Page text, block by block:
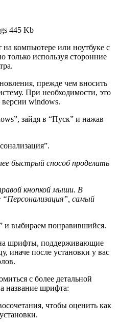
445 Kb
компьютере или ноутбуке с
только используя сторонние
прежде чем вносить
При необходимости, это
windows.
зайдя в “Пуск” и нажав
быстрый способ проделать
кнопкой мыши. В
самый
и выбираем понравившийся.
шрифты, поддерживающие
иначе после установки у вас
с более детальной
название шрифта:
чтобы оценить как